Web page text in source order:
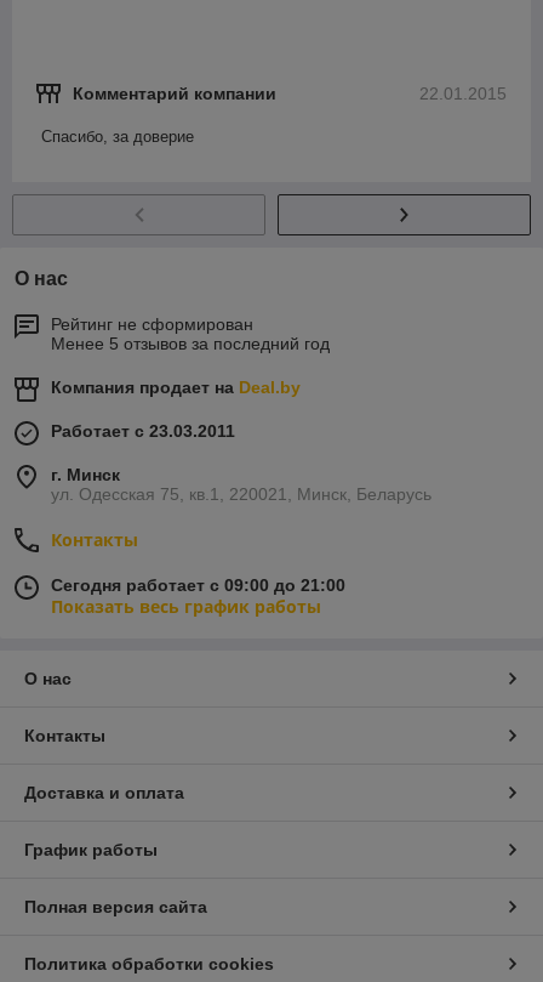
22.01.2015
Комментарий компании
Спасибо, за доверие
О нас
Рейтинг не сформирован
Менее 5 отзывов за последний год
Компания продает на Deal.by
Работает с 23.03.2011
г. Минск
ул. Одесская 75, кв.1, 220021, Минск, Беларусь
Контакты
Сегодня работает с 09:00 до 21:00
Показать весь график работы
О нас
Контакты
Доставка и оплата
График работы
Полная версия сайта
Политика обработки cookies